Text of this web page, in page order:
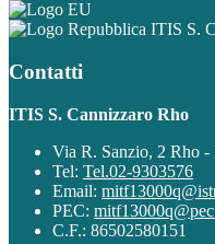
ITIS S.
Contatti
ITIS S. Cannizzaro Rho
Via R. Sanzio, 2 Rho
Tel: Tel.02-9303576
Email:
PEC:
C.F.: 86502580151